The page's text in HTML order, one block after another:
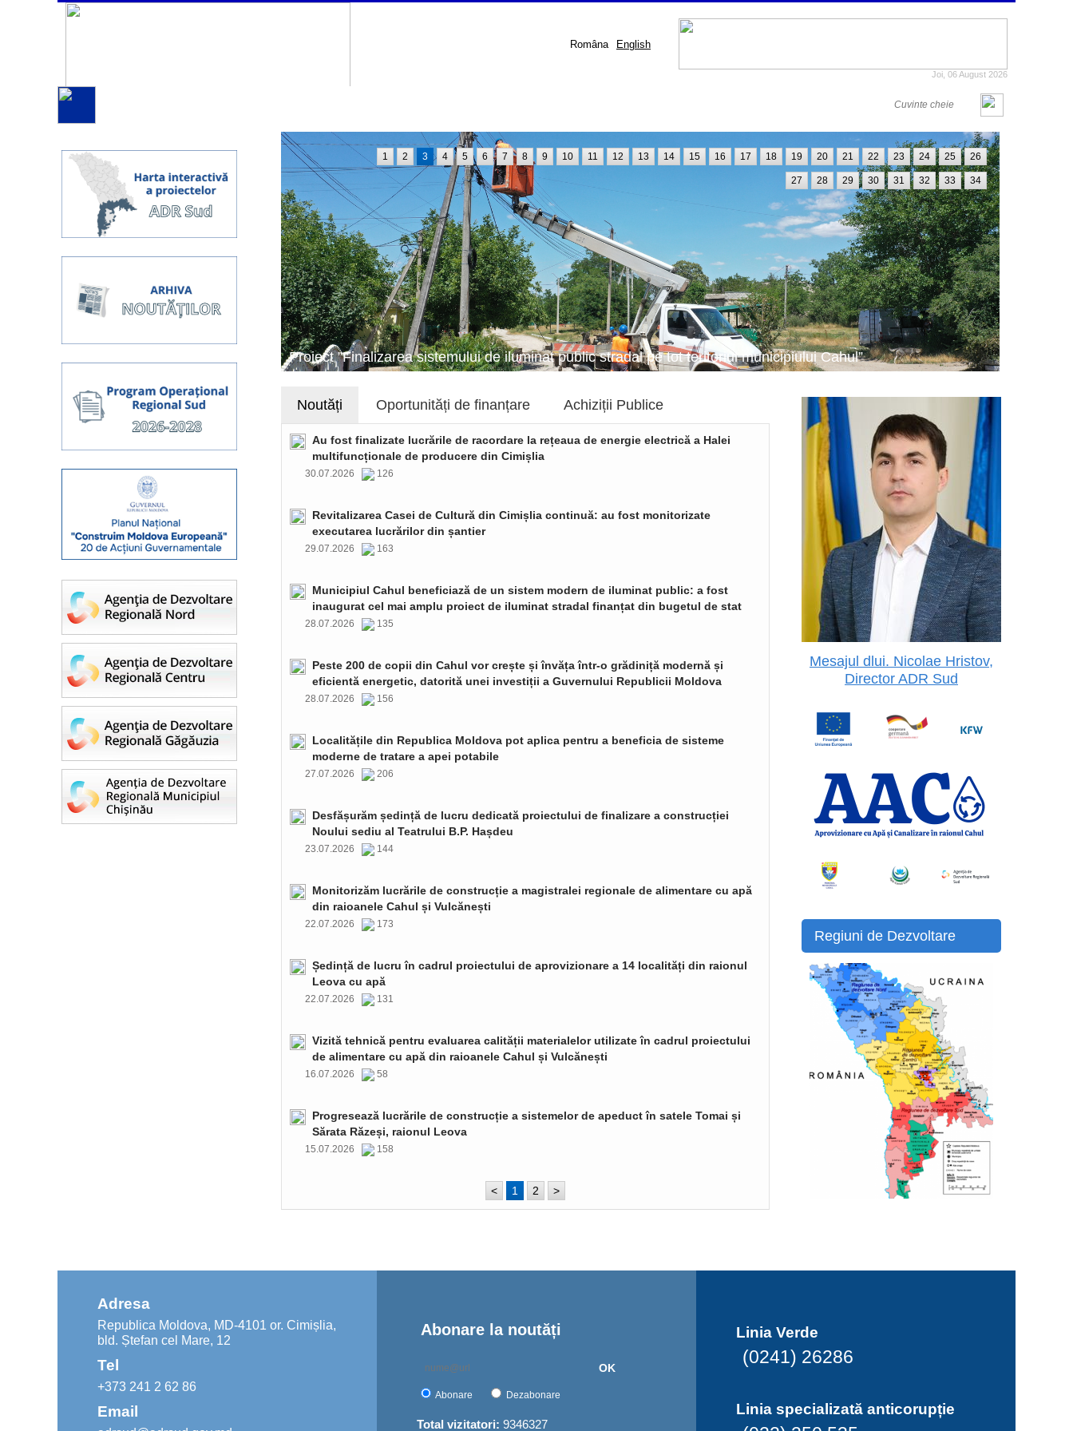
Româna English
Joi, 06 August 2026
Proiect ”Finalizarea sistemului de iluminat public stradal pe tot teritoriul municipiului Cahul”
1 2 3 4 5 6 7 8 9 10 11 12 13 14 15 16 17 18 19 20 21 22 23 24 25 26
27 28 29 30 31 32 33 34
Noutăți Oportunități de finanțare Achiziții Publice
Au fost finalizate lucrările de racordare la rețeaua de energie electrică a Halei
multifuncționale de producere din Cimișlia
30.07.2026 126
Revitalizarea Casei de Cultură din Cimișlia continuă: au fost monitorizate
executarea lucrărilor din șantier
29.07.2026 163
Municipiul Cahul beneficiază de un sistem modern de iluminat public: a fost
inaugurat cel mai amplu proiect de iluminat stradal finanțat din bugetul de stat
28.07.2026 135
Peste 200 de copii din Cahul vor crește și învăța într-o grădiniță modernă și
eficientă energetic, datorită unei investiții a Guvernului Republicii Moldova
28.07.2026 156
Localitățile din Republica Moldova pot aplica pentru a beneficia de sisteme
moderne de tratare a apei potabile
27.07.2026 206
Desfășurăm ședință de lucru dedicată proiectului de finalizare a construcției
Noului sediu al Teatrului B.P. Hașdeu
23.07.2026 144
Monitorizăm lucrările de construcție a magistralei regionale de alimentare cu apă
din raioanele Cahul și Vulcănești
22.07.2026 173
Ședință de lucru în cadrul proiectului de aprovizionare a 14 localități din raionul
Leova cu apă
22.07.2026 131
Vizită tehnică pentru evaluarea calității materialelor utilizate în cadrul proiectului
de alimentare cu apă din raioanele Cahul și Vulcănești
16.07.2026 58
Progresează lucrările de construcție a sistemelor de apeduct în satele Tomai și
Sărata Răzeși, raionul Leova
15.07.2026 158
< 1 2 >
Mesajul dlui. Nicolae Hristov,
Director ADR Sud
Regiuni de Dezvoltare
Adresa
Republica Moldova, MD-4101 or. Cimișlia,
bld. Ștefan cel Mare, 12
Tel
+373 241 2 62 86
Email
Abonare la noutăți
OK
Abonare Dezabonare
Total vizitatori: 9346327
Linia Verde
(0241) 26286
Linia specializată anticorupție